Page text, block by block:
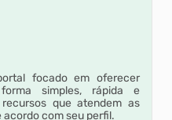
o cascalhamento da estrada
agric...
focado em oferecer
simples, rápida e
que atendem as
acordo com seu perfil.